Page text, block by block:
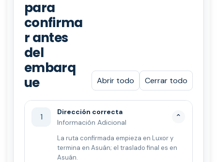
para
confirma
r antes
del
embarq
ue
Abrir todo Cerrar todo
1
Dirección correcta
Información Adicional
⌄
La ruta confirmada empieza en Luxor y
termina en Asuán; el traslado final es en
Asuán.